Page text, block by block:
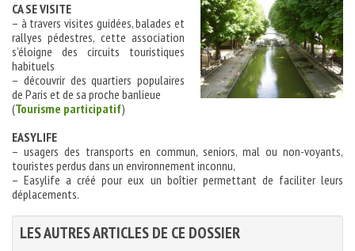
CA SE VISITE
– à travers visites guidées, balades et
rallyes pédestres, cette association
s’éloigne des circuits touristiques
habituels
– découvrir des quartiers populaires
de Paris et de sa proche banlieue
(Tourisme participatif)
EASYLIFE
– usagers des transports en commun, seniors, mal ou non-voyants,
touristes perdus dans un environnement inconnu,
– Easylife a créé pour eux un boîtier permettant de faciliter leurs
déplacements.
LES AUTRES ARTICLES DE CE DOSSIER